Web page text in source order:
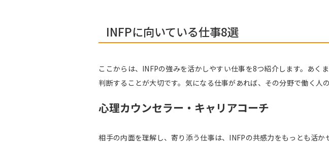
INFPに向いている仕事8選
ここからは、INFPの強みを活かしやすい仕事を8つ紹介します。あく
判断することが大切です。気になる仕事があれば、その分野で働く人
心理カウンセラー・キャリアコーチ
相手の内面を理解し、寄り添う仕事は、INFPの共感力をもっとも活